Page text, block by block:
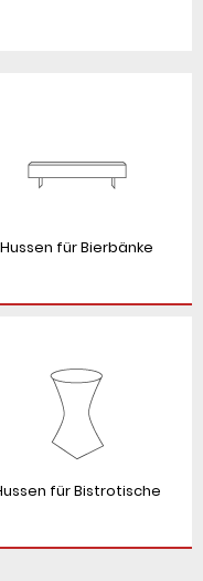
Hussen für Bierbänke
für Bistrotische